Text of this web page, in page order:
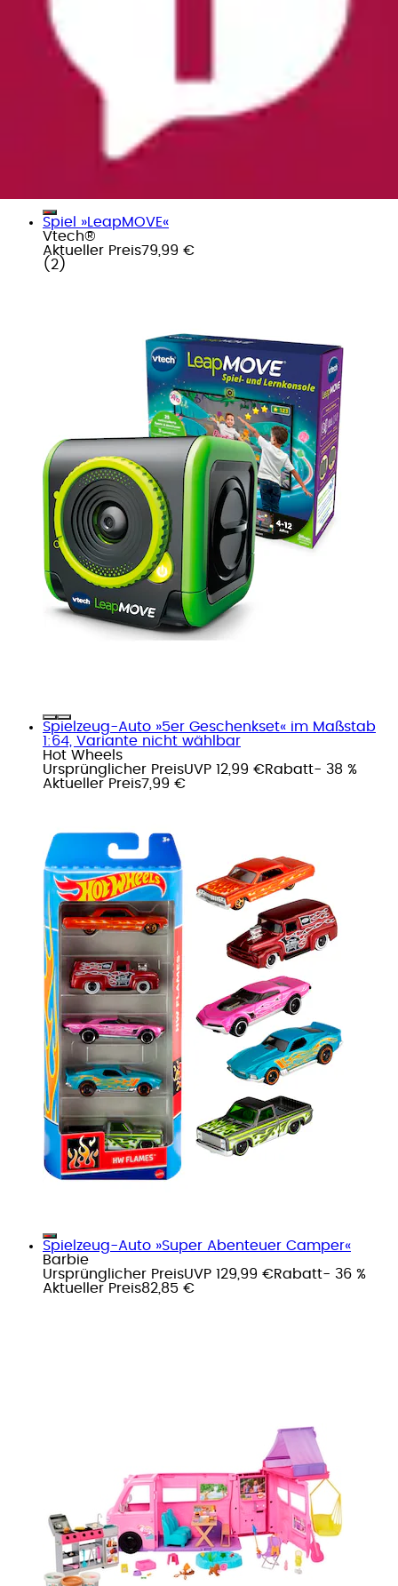
Spiel »LeapMOVE«
Vtech®
Aktueller Preis79,99 €
( 2 )
Spielzeug-Auto »5er Geschenkset« im Maßstab
1:64, Variante nicht wählbar
Hot Wheels
Ursprünglicher PreisUVP 12,99 €Rabatt- 38 %
Aktueller Preis7,99 €
Spielzeug-Auto »Super Abenteuer Camper«
Barbie
Ursprünglicher PreisUVP 129,99 €Rabatt- 36 %
Aktueller Preis82,85 €